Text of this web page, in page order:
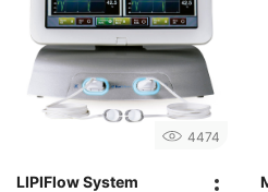
4474
LIPIFlow System